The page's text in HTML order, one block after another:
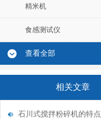
精米机
食感测试仪
查看全部
相关文章
石川式搅拌粉碎机的特点